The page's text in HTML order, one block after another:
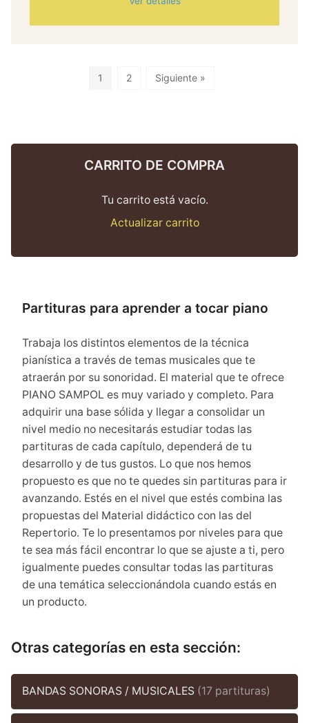
1 2 Siguiente »
CARRITO DE COMPRA
Tu carrito está vacío.
Actualizar carrito
Partituras para aprender a tocar piano
Trabaja los distintos elementos de la técnica
pianística a través de temas musicales que te
atraerán por su sonoridad. El material que te ofrece
PIANO SAMPOL es muy variado y completo. Para
adquirir una base sólida y llegar a consolidar un
nivel medio no necesitarás estudiar todas las
partituras de cada capítulo, dependerá de tu
desarrollo y de tus gustos. Lo que nos hemos
propuesto es que no te quedes sin partituras para ir
avanzando. Estés en el nivel que estés combina las
propuestas del Material didáctico con las del
Repertorio. Te lo presentamos por niveles para que
te sea más fácil encontrar lo que se ajuste a ti, pero
igualmente puedes consultar todas las partituras
de una temática seleccionándola cuando estás en
un producto.
Otras categorías en esta sección:
BANDAS SONORAS / MUSICALES (17 partituras)